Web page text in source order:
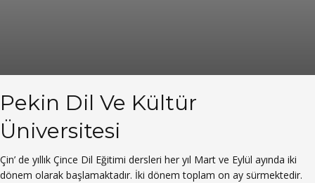
Pekin Dil Ve Kültür
Üniversitesi
Çin’ de yıllık Çince Dil Eğitimi dersleri her yıl Mart ve Eylül ayında iki
dönem olarak başlamaktadır. İki dönem toplam on ay sürmektedir.